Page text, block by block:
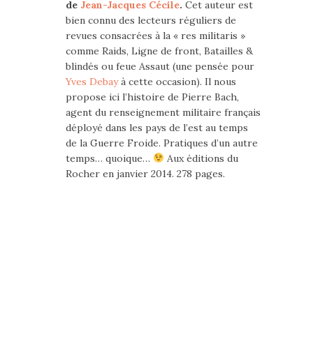
de Jean-Jacques Cécile. Cet auteur est
bien connu des lecteurs réguliers de
revues consacrées à la « res militaris »
comme Raids, Ligne de front, Batailles &
blindés ou feue Assaut (une pensée pour
Yves Debayà cette occasion). Il nous
propose ici l’histoire de Pierre Bach,
agent du renseignement militaire français
déployé dans les pays de l’est au temps
de la Guerre Froide. Pratiques d’un autre
temps… quoique…
Aux éditions du
Rocher en janvier 2014. 278 pages.